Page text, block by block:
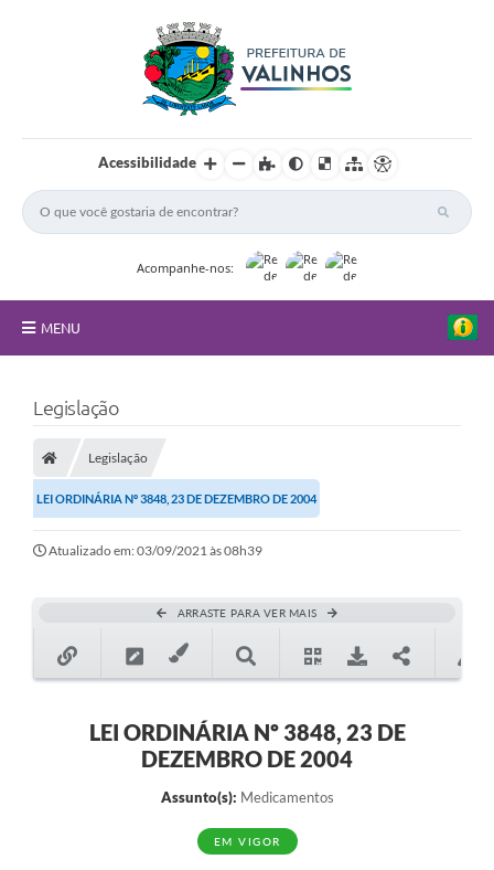
Acessibilidade
Acompanhe-nos:
MENU
Principal
Nossa Cidade
Secretarias
Atos Oficiais
Programa Famílias Fortes
Contratação de estagiário - estudante de Direito -
Vagas de emprego no PAT Valinhos
Legislação
Legislação
LEI ORDINÁRIA Nº 3848, 23 DE DEZEMBRO DE 2004
Atualizado em: 03/09/2021 às 08h39
ARRASTE PARA VER MAIS
LEI ORDINÁRIA Nº 3848, 23 DE
DEZEMBRO DE 2004
Assunto(s): Medicamentos
EM VIGOR